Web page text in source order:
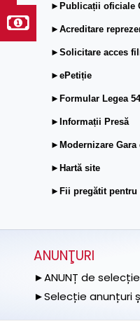
►Publicații oficiale
►Acreditare
►Solicitare acces
►ePetiție
►Formular Legea
►Informații Presă
►Modernizare Gara
►Hartă site
►Fii pregătit pentru
ANUNŢURI
►ANUNȚ de
►Selecție anunțuri